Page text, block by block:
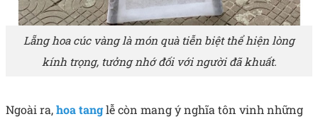
Lẵng hoa cúc vàng là món quà tiễn biệt thể hiện lòng
kính trọng, tưởng nhớ đối với người đã khuất.
Ngoài ra,hoa tanglễ còn mang ý nghĩa tôn vinh những